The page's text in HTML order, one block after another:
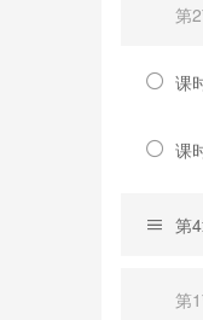
第
课
课
第
第